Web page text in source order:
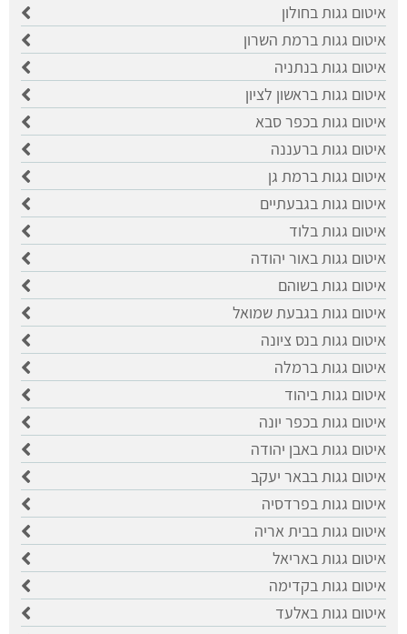
איטום גגות בחולון
איטום גגות ברמת השרון
איטום גגות בנתניה
איטום גגות בראשון לציון
איטום גגות בכפר סבא
איטום גגות ברעננה
איטום גגות ברמת גן
איטום גגות בגבעתיים
איטום גגות בלוד
איטום גגות באור יהודה
איטום גגות בשוהם
איטום גגות בגבעת שמואל
איטום גגות בנס ציונה
איטום גגות ברמלה
איטום גגות ביהוד
איטום גגות בכפר יונה
איטום גגות באבן יהודה
איטום גגות בבאר יעקב
איטום גגות בפרדסיה
איטום גגות בבית אריה
איטום גגות באריאל
איטום גגות בקדימה
איטום גגות באלעד